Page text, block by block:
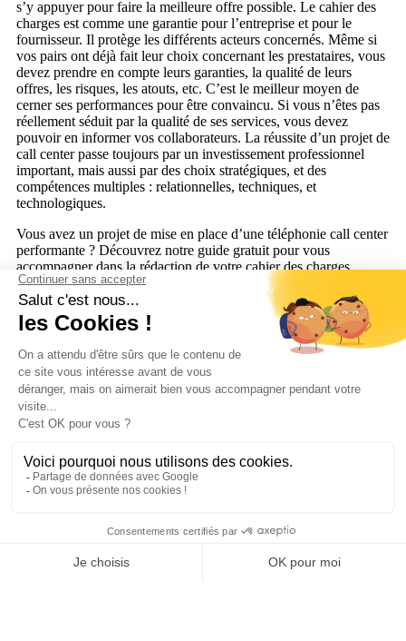
s’y appuyer pour faire la meilleure offre possible. Le cahier des
charges est comme une garantie pour l’entreprise et pour le
fournisseur. Il protège les différents acteurs concernés. Même si
vos pairs ont déjà fait leur choix concernant les prestataires, vous
devez prendre en compte leurs garanties, la qualité de leurs
offres, les risques, les atouts, etc. C’est le meilleur moyen de
cerner ses performances pour être convaincu. Si vous n’êtes pas
réellement séduit par la qualité de ses services, vous devez
pouvoir en informer vos collaborateurs. La réussite d’un projet de
call center passe toujours par un investissement professionnel
important, mais aussi par des choix stratégiques, et des
compétences multiples : relationnelles, techniques, et
technologiques.
Vous avez un projet de mise en place d’une téléphonie call center
performante ? Découvrez notre guide gratuit pour vous
accompagner dans la rédaction de votre cahier des charges.
Expérience collaborateurs